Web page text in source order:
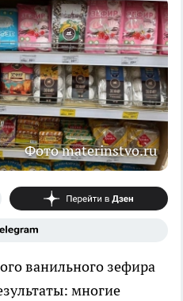
Фото materinstvo.ru
ванильного зефира
многие